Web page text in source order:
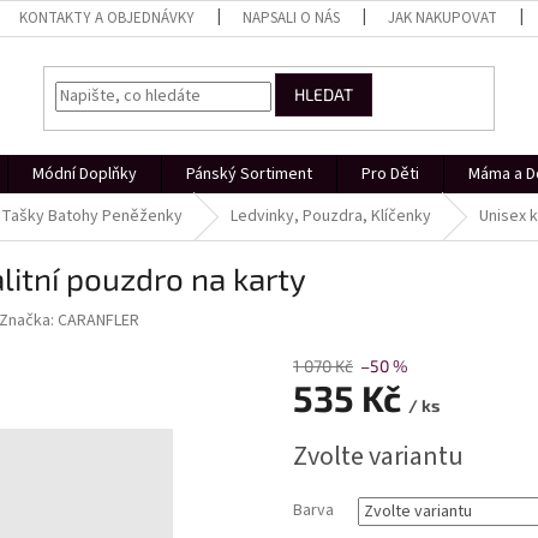
KONTAKTY A OBJEDNÁVKY NAPSALI O NÁS JAK NAKUPOVAT
HLEDAT
Módní Doplňky Pánský Sortiment Pro Děti Máma a
Tašky Batohy Peněženky Ledvinky, Pouzdra, Klíčenky Unisex
pouzdro na karty
Značka: CARANFLER
1 070 Kč –50 %
535 Kč / ks
cena:
Zvolte variantu
Barva